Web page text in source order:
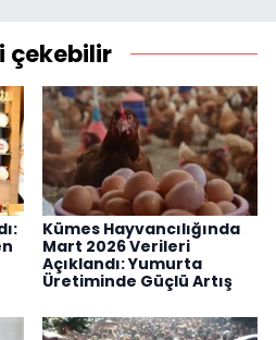
çekebilir
Kümes Hayvancılığında
Mart 2026 Verileri
Açıklandı: Yumurta
Üretiminde Güçlü Artış